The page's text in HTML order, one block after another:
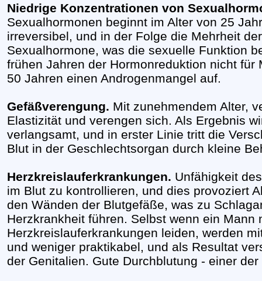
Niedrige Konzentrationen von
Sexualhormonen beginnt im Alter von 25
irreversibel, und in der Folge die Mehrheit
Sexualhormone, was die sexuelle Funktion
frühen Jahren der Hormonreduktion nicht
50 Jahren einen Androgenmangel auf.
Gefäßverengung. Mit zunehmendem Alter,
Elastizität und verengen sich. Als Ergebnis
verlangsamt, und in erster Linie tritt die
Blut in der Geschlechtsorgan durch kleine
Herzkreislauferkrankungen. Unfähigkeit
im Blut zu kontrollieren, und dies provoziert
den Wänden der Blutgefäße, was zu
Herzkrankheit führen. Selbst wenn ein Mann
Herzkreislauferkrankungen leiden, werden
und weniger praktikabel, und als Resultat
der Genitalien. Gute Durchblutung - einer